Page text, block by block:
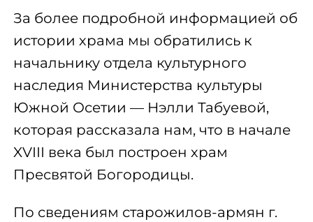
За более подробной информацией об
истории храма мы обратились к
начальнику отдела культурного
наследия Министерства культуры
Южной Осетии — Нэлли Табуевой,
которая рассказала нам, что в начале
XVIII века был построен храм
Пресвятой Богородицы.
По сведениям старожилов-армян г.